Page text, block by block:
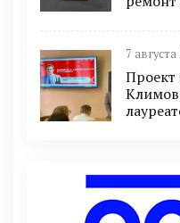
7
Проект